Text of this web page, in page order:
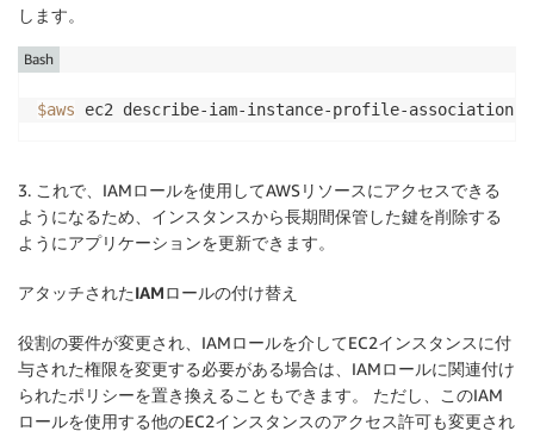
します。
$aws
Bash
3. これで、IAMロールを使用してAWSリソースにアクセスできる
ようになるため、インスタンスから長期間保管した鍵を削除する
ようにアプリケーションを更新できます。
アタッチされたIAMロールの付け替え
役割の要件が変更され、IAMロールを介してEC2インスタンスに付
与された権限を変更する必要がある場合は、IAMロールに関連付け
られたポリシーを置き換えることもできます。 ただし、このIAM
ロールを使用する他のEC2インスタンスのアクセス許可も変更され